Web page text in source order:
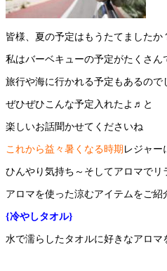
皆様、夏の予定はもうたてましたか
私はバーベキューの予定がたくさ
旅行や海に行かれる予定もあるので
ぜひぜひこんな予定入れたよ♬と
楽しいお話聞かせてくださいね
これから益々暑くなる時期 レジャ
ひんやり気持ち～そしてアロマでリ
アロマを使った涼むアイテムをご紹
{冷やしタオル}
水で濡らしたタオルに好きなアロマ